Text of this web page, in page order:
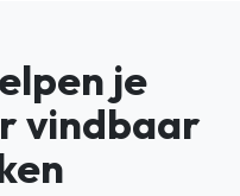
je
vindbaar